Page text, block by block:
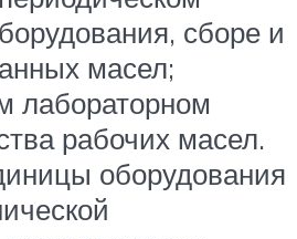
сборе и
масел;
лабораторном
рабочих масел.
оборудования